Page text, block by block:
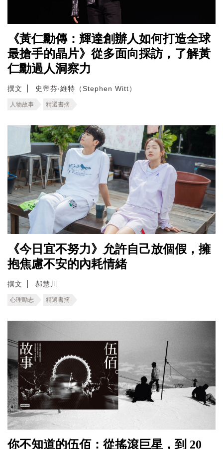
《黃仁勳傳：輝達創辦人如何打造全球
最搶手的晶片》從多面向採訪，了解黃
仁勳過人洞察力
撰文 史帝芬‧維特（Stephen Witt）
人物故事 精選書摘
《今日宜不努力》允許自己放個假，擁
抱焦慮不安的內耗情緒
撰文 郝慧川
心理勵志 精選書摘
你不知道的伍佰：從搖滾巨星，到 20